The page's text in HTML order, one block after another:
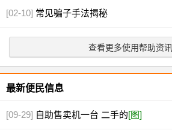
[02-10] 常见骗子手法揭秘
查看更多使用帮助资讯
最新便民信息
[09-29] 自助售卖机一台 二手的[图]